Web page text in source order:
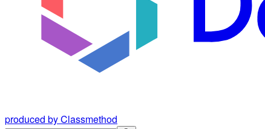
produced by Classmethod